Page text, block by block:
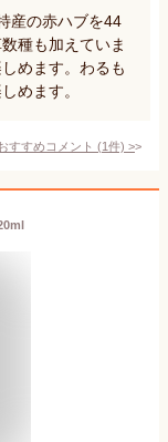
産の赤ハブを44
種も加えていま
めます。わるも
めます。
すすめコメント (1件) >